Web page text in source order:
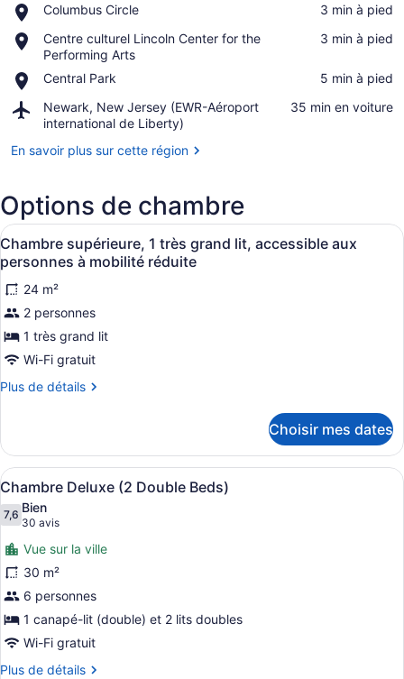
Columbus Circle
Place,
Circle
‪3 min à pied‬
Centre culturel Lincoln Center for the
Performing Arts
Place,
Centre
culturel
Lincoln
Center
for
Performing
‪3 min à pied‬
Central Park
Place,
Park
‪5 min à pied‬
Newark, New Jersey (EWR-Aéroport
international de Liberty)
Airport,
Newark,
Jersey
international
de
Liberty)
‪35 min en voiture‬
En savoir plus sur cette région
Options de chambre
Afficher
toutes
les
photos
pour
ce
type
de
chambre :
supérieure,
très
grand
lit,
accessible
aux
personnes
à
mobilité
réduite
Une chambre d’hôtel avec un lit,
7
Chambre supérieure, 1 très grand lit, accessible aux
personnes à mobilité réduite
24 m²
2 personnes
1 très grand lit
Wi-Fi gratuit
Plus de détails
Plus
Chambre
supérieure,
1
grand
accessible
aux
personnes
à
mobilité
réduite
Choisir mes dates
Afficher
toutes
les
photos
pour
ce
type
de
chambre :
Chambre
Une chambre d’hôtel avec deux
7
Chambre Deluxe (2 Double Beds)
7,67,6 sur 10
Bien
30 avis
(30 avis)
Vue sur la ville
30 m²
6 personnes
1 canapé-lit (double) et 2 lits doubles
Wi-Fi gratuit
Plus de détails
Plus